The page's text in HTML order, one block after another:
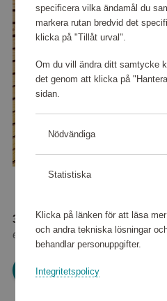
337 600 poäng
eller
4 220 kr
Logga in för att
specificera vilka ändamål du
markera rutan bredvid det
klicka på "Tillåt urval".
Om du vill ändra ditt samtycke
det genom att klicka på
sidan.
Nödvändiga
Statistiska
Klicka på länken för att läsa
och andra tekniska lösningar
behandlar personuppgifter.
Integritetspolicy